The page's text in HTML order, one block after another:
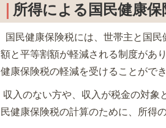
所得による国民健康
国民健康保険税には、世帯主と国
額と平等割額が軽減される制度があ
健康保険税の軽減を受けることができ
収入のない方や、収入が税金の対象
民健康保険税の計算のために、所得